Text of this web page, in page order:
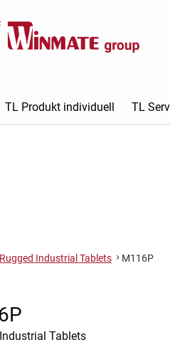
TL Produkt individuell TL
Rugged Industrial Tablets M116P
Tablets